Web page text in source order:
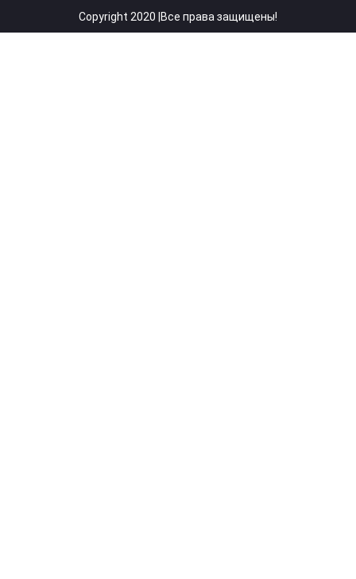
Copyright 2020 |Все права защищены!